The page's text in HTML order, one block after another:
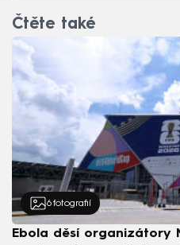
Čtěte také
6 fotografií
Ebola děsí organizátory